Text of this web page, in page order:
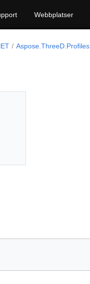
Webbplatser
Aspose.ThreeD.Profiles